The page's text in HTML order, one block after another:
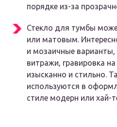
порядке из-за
Стекло для тумбы
или матовым.
и мозаичные
витражи, гравировка
изысканно и стильно.
используются в
стиле модерн или хай-